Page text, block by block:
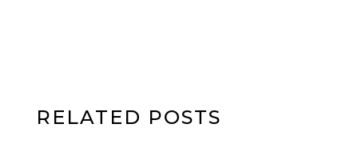
RELATED POSTS